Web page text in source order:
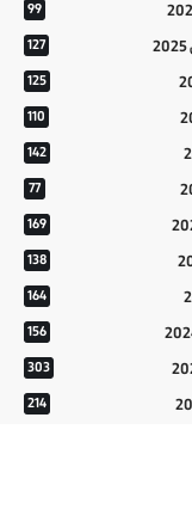
99
127
125
110
142
77
169
138
164
156
303
214